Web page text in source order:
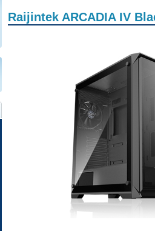
Raijintek ARCADIA IV